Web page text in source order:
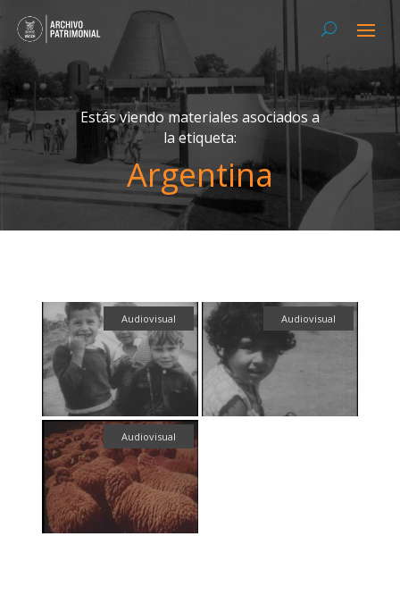
Estás viendo materiales asociados a
la etiqueta:
Argentina
Audiovisual Audiovisual
Audiovisual